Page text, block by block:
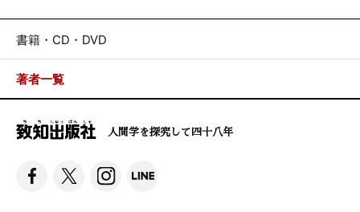
書籍・CD・DVD
著者一覧
人間学を探究して四十八年